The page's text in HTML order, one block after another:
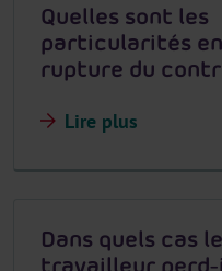
Quelles sont les
particularités
rupture du
Lire plus
Dans quels cas le
travailleur